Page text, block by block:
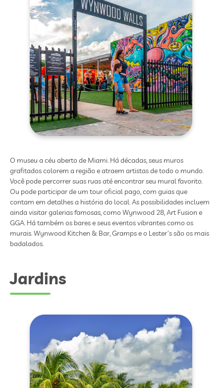
O museu a céu aberto de Miami. Há décadas, seus muros
grafitados colorem a região e atraem artistas de todo o mundo.
Você pode percorrer suas ruas até encontrar seu mural favorito.
Ou pode participar de um tour oficial pago, com guias que
contam em detalhes a história do local. As possibilidades incluem
ainda visitar galerias famosas, como Wynwood 28, Art Fusion e
GGA. Há também os bares e seus eventos vibrantes como os
murais. Wynwood Kitchen & Bar, Gramps e o Lester’s são os mais
badalados.
Jardins